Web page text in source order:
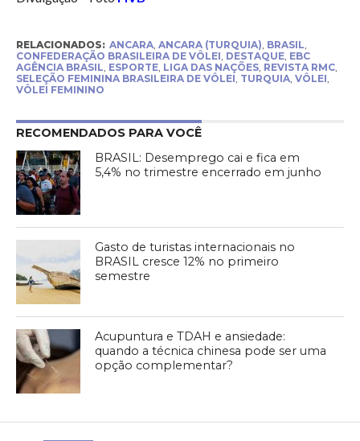
RELACIONADOS: ANCARA, ANCARA (TURQUIA) BRASIL
CONFEDERAÇÃO BRASILEIRA DE VÔLEI DESTAQUE, EBC
AGÊNCIA BRASIL ESPORTE, LIGA DAS NAÇÕES, REVISTA RMC,
SELEÇÃO FEMININA BRASILEIRA DE VÔLEI TURQUIA, VÔLEI
VÔLEI FEMININO
RECOMENDADOS PARA VOCÊ
BRASIL: Desemprego cai e fica em
5,4% no trimestre encerrado em junho
Gasto de turistas internacionais no
BRASIL cresce 12% no primeiro
semestre
Acupuntura e TDAH e ansiedade:
quando a técnica chinesa pode ser uma
opção complementar?